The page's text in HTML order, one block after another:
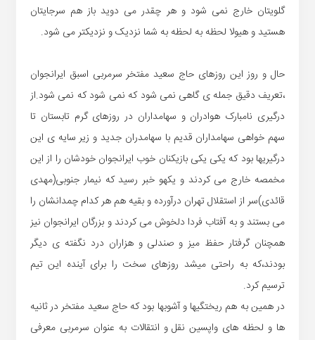
گلویتان خارج نمی شود و هر چقدر می دوید باز هم سرجایتان
هستید و هیولا لحظه به لحظه به شما نزدیک و نزدیکتر می شود.
حال و روز این روزهای حاج سعید مفتخر سرمربی اسبق ایرانجوان
،تعریف دقیق جمله ی گاهی نمی شود که نمی شود که نمی شود.از
درگیری نامبارک هوادران و سهامداران در روزهای گرم تابستان تا
سهم خواهی سهامداران قدیم با سهامدران جدید و زیر سایه ی این
درگیریها بود که یکی یکی بازیکنان خوب ایرانجوان خودشان را از این
مخمصه خارج می کردند و یکهو خبر رسید که نیمار جنوبی(مهدی
قائدی)سر از استقلال تهران درآورده و بقیه هم هر کدام چمدانشان را
می بستند و به آفتاب فردا دلخوش می کردند و بزرگان ایرانجوان نیز
همچنان گرفتار حفظ میز و صندلی و هزاران درد نگفته ی دیگر
بودند،که به راحتی میشد روزهای سخت را برای آینده این تیم
ترسیم کرد.
در همین به هم ریختگیها و آشوبها بود که حاج سعید مفتخر در ثانیه
ها و لحظه های واپسین نقل و انتقالات به عنوان سرمربی معرفی